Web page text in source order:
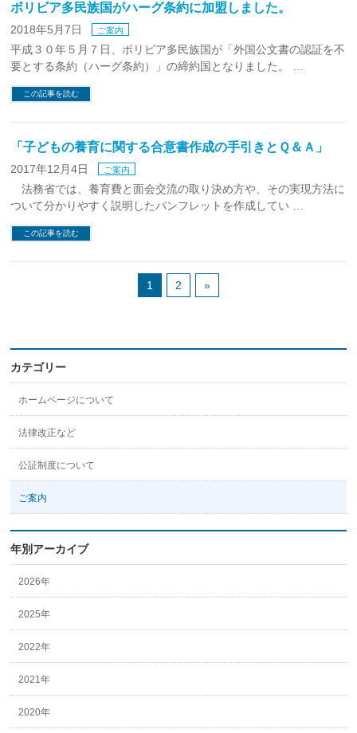
ボリビア多民族国がハーグ条約に加盟しました。
2018年5月7日 ご案内
平成３０年５月７日、ボリビア多民族国が「外国公文書の認証を不
要とする条約（ハーグ条約）」の締約国となりました。 …
この記事を読む
「子どもの養育に関する合意書作成の手引きとＱ＆Ａ」
2017年12月4日 ご案内
法務省では、養育費と面会交流の取り決め方や、その実現方法に
ついて分かりやすく説明したパンフレットを作成してい …
この記事を読む
1 2 »
カテゴリー
ホームページについて
法律改正など
公証制度について
ご案内
年別アーカイブ
2026年
2025年
2022年
2021年
2020年